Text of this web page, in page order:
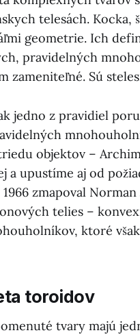
telesách. Kocka,
geometrie. Ich
pravidelných
zameniteľné. Sú
jedno z pravidiel
objektov –
a upustíme aj od
zmapoval
telies –
ktoré
toroidov
tvary majú